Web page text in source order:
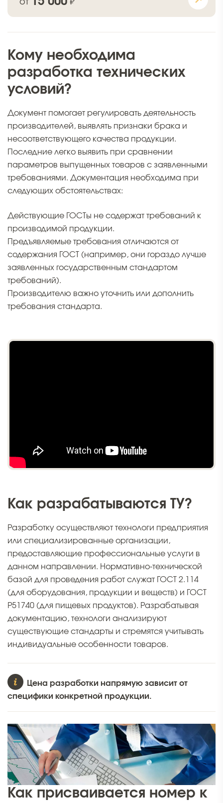
от ₽
Кому необходима
разработка технических
условий?
Документ помогает регулировать деятельность
производителей, выявлять признаки брака и
несоответствующего качества продукции.
Последние легко выявить при сравнении
параметров выпущенных товаров с заявленными
требованиями. Документация необходима при
следующих обстоятельствах:
Действующие ГОСТы не содержат требований к
производимой продукции.
Предъявляемые требования отличаются от
содержания ГОСТ (например, они гораздо лучше
заявленных государственным стандартом
требований).
Производителю важно уточнить или дополнить
требования стандарта.
Как разрабатываются ТУ?
Разработку осуществляют технологи предприятия
или специализированные организации,
предоставляющие профессиональные услуги в
данном направлении. Нормативно-технической
базой для проведения работ служат ГОСТ 2.114
(для оборудования, продукции и веществ) и ГОСТ
Р51740 (для пищевых продуктов). Разрабатывая
документацию, технологи анализируют
существующие стандарты и стремятся учитывать
индивидуальные особенности товаров.
Цена разработки напрямую зависит от
специфики конкретной продукции.
Как присваивается номер к